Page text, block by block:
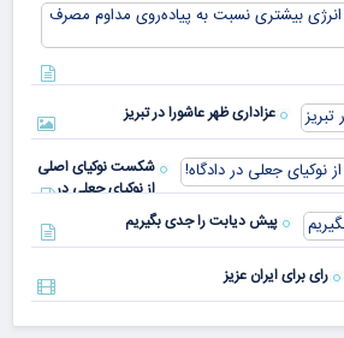
کشورهای
مختلف
دنیا پای
صندوق
عزاداری ظهر عاشورا در تبریز
شکست نوکیای اصلی
از نوکیای جعلی در
دادگاه!
پیش دیابت را جدی بگیریم
رای برای ایران عزیز